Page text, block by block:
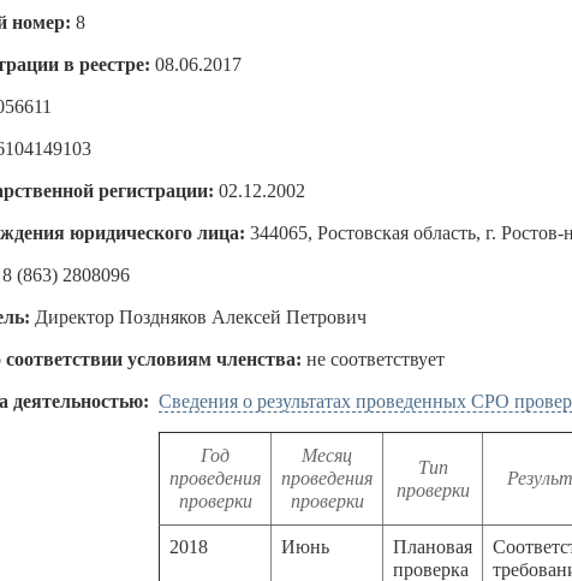
номер: 8
в реестре: 08.06.2017
регистрации: 02.12.2002
юридического лица: 344065, Ростовская область, г.
8 (863) 2808096
Директор Поздняков Алексей Петрович
условиям членства: не соответствует
деятельностью: Сведения о результатах проведенных СРО
Год
проведения
проверки
Месяц
проведения
проверки
Тип
проверки
2018
Июнь
Плановая
проверка